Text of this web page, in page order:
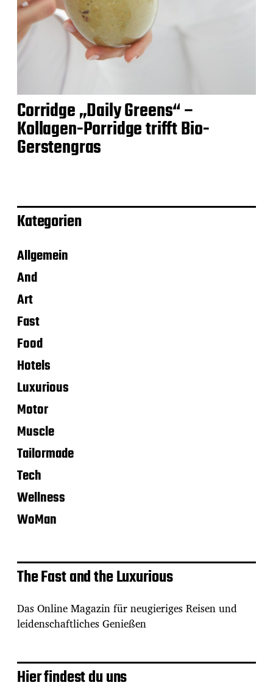
Corridge „Daily Greens“ –
Kollagen-Porridge trifft Bio-
Gerstengras
Kategorien
Allgemein
And
Art
Fast
Food
Hotels
Luxurious
Motor
Muscle
Tailormade
Tech
Wellness
WoMan
The Fast and the Luxurious
Das Online Magazin für neugieriges Reisen und
leidenschaftliches Genießen
Hier findest du uns